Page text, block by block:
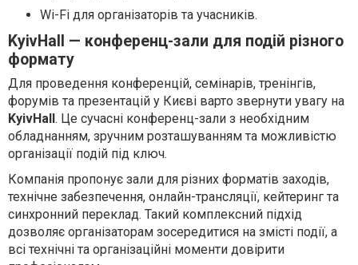
Wi-Fi для організаторів та учасників.
KyivHall — конференц-зали для подій різного
формату
Для проведення конференцій, семінарів, тренінгів,
форумів та презентацій у Києві варто звернути увагу на
KyivHall. Це сучасні конференц-зали з необхідним
обладнанням, зручним розташуванням та можливістю
організації подій під ключ.
Компанія пропонує зали для різних форматів заходів,
технічне забезпечення, онлайн-трансляції, кейтеринг та
синхронний переклад. Такий комплексний підхід
дозволяє організаторам зосередитися на змісті події, а
всі технічні та організаційні моменти довірити